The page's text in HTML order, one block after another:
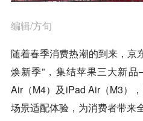
编辑/方旬
随着春季消费热潮的到来， 京
焕新季”，集结苹果三大新
Air（M4）及iPad Air（M3）
场景适配体验，为消费者带来